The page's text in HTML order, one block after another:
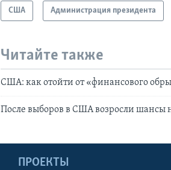
США Администрация президента
Читайте также
США: как отойти от «финансового
После выборов в США возросли
ПРОЕКТЫ